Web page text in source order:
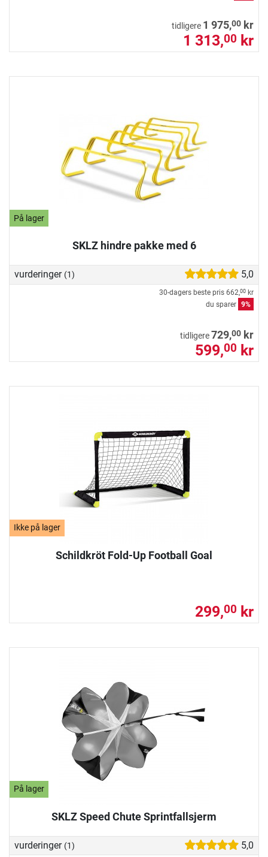
tidligere 1 975,00 kr
1 313,00 kr
På lager
SKLZ hindre pakke med 6
vurderinger (1) 5,0
30-dagers beste pris 662,00 kr
du sparer 9%
tidligere729,00 kr
599,00 kr
Ikke på lager
Schildkröt Fold-Up Football Goal
299,00 kr
På lager
SKLZ Speed Chute Sprintfallsjerm
vurderinger (1) 5,0